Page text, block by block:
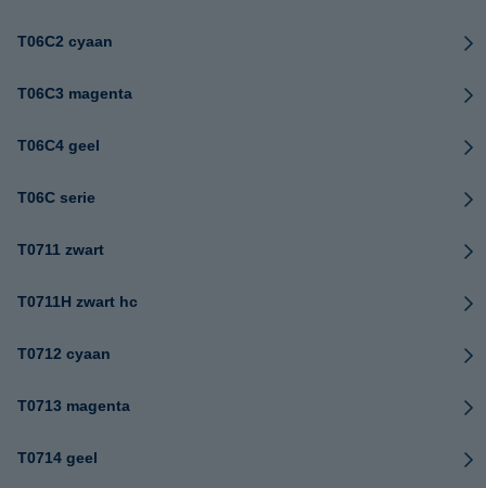
T06C2 cyaan
T06C3 magenta
T06C4 geel
T06C serie
T0711 zwart
T0711H zwart hc
T0712 cyaan
T0713 magenta
T0714 geel